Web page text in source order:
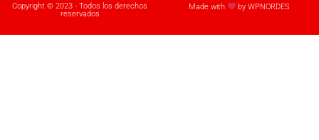
Copyright © 2023 - Todos los derechos
reservados
Made with by WPNORDES